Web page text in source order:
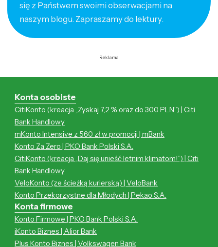
się z Państwem swoimi obserwacjami na
naszym blogu. Zapraszamy do lektury.
Reklama
Konta osobiste
CitiKonto (kreacja „Zyskaj 7,2 % oraz do 300 PLN”) | Citi
Bank Handlowy
mKonto Intensive z 560 zł w promocji | mBank
Konto Za Zero | PKO Bank Polski S.A.
CitiKonto (kreacja „Daj się unieść letnim klimatom!”) | Citi
Bank Handlowy
VeloKonto (ze ścieżką kurierską) | VeloBank
Konto Przekorzystne dla Młodych | Pekao S.A.
Konta firmowe
Konto Firmowe | PKO Bank Polski S.A.
iKonto Biznes | Alior Bank
Plus Konto Biznes | Volkswagen Bank